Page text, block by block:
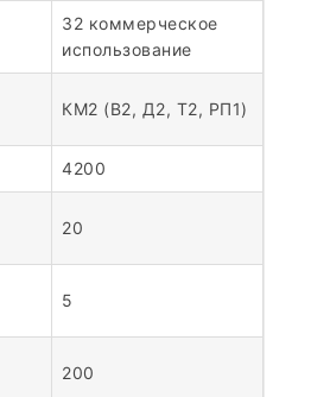
32 коммерческое
использование
КМ2 (В2, Д2, Т2, РП1)
4200
20
5
200